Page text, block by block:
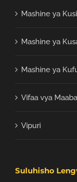
Mashine ya
Mashine ya
Mashine ya
Vifaa vya
Vipuri
Suluhisho